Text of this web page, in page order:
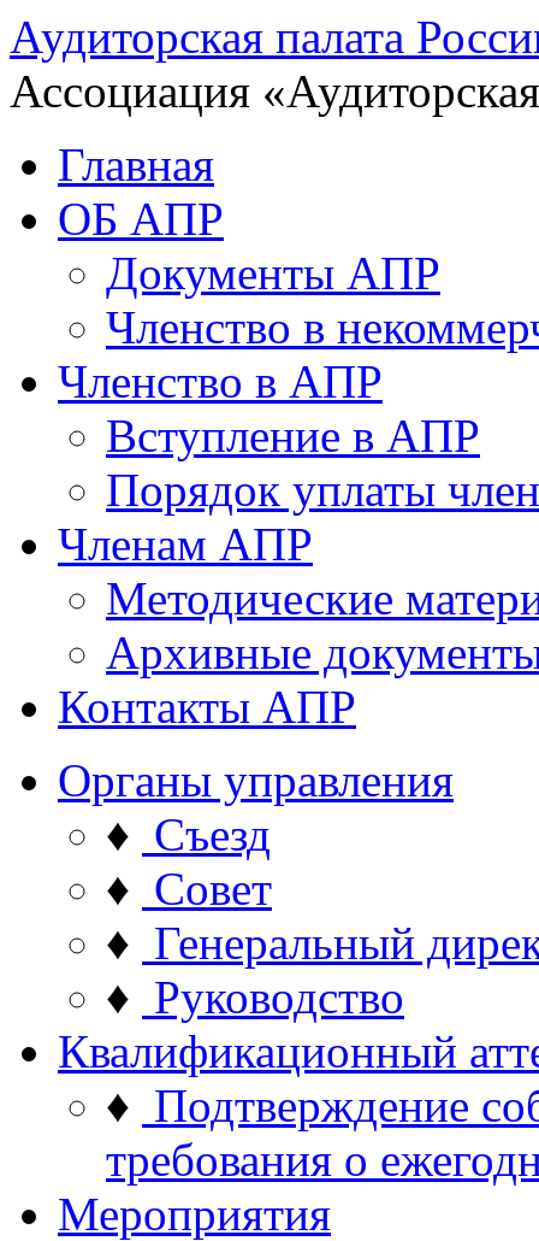
Аудиторская палата
Ассоциация
Главная
ОБ АПР
Документы АПР
Членство в
Членство в АПР
Вступление в АПР
Порядок уплаты
Членам АПР
Методические
Архивные
Контакты АПР
Органы управления
♦ Съезд
♦ Совет
♦ Генеральный
♦ Руководство
Квалификационный
♦ Подтверждение
требования о
Мероприятия